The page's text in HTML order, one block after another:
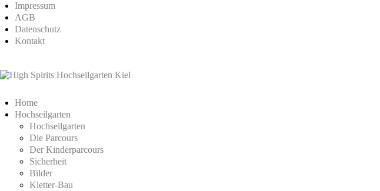
Impressum
AGB
Datenschutz
Kontakt
Home
Hochseilgarten
Hochseilgarten
Die Parcours
Der Kinderparcours
Sicherheit
Bilder
Kletter-Bau